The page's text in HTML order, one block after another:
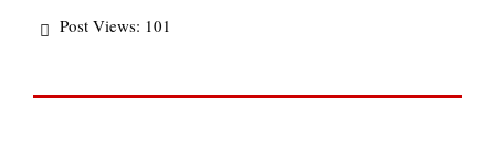
Post Views: 101